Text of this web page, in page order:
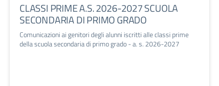
CLASSI PRIME A.S. 2026-2027 SCUOLA
SECONDARIA DI PRIMO GRADO
Comunicazioni ai genitori degli alunni iscritti alle classi prime
della scuola secondaria di primo grado - a. s. 2026-2027